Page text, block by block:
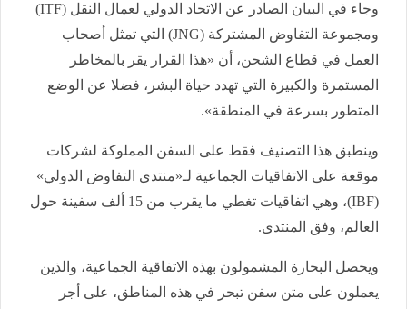
وجاء في البيان الصادر عن الاتحاد الدولي لعمال النقل (ITF)
ومجموعة التفاوض المشتركة (JNG) التي تمثل أصحاب
العمل في قطاع الشحن، أن «هذا القرار يقر بالمخاطر
المستمرة والكبيرة التي تهدد حياة البشر، فضلا عن الوضع
المتطور بسرعة في المنطقة».
وينطبق هذا التصنيف فقط على السفن المملوكة لشركات
موقعة على الاتفاقيات الجماعية لـ«منتدى التفاوض الدولي»
(IBF)، وهي اتفاقيات تغطي ما يقرب من 15 ألف سفينة حول
العالم، وفق المنتدى.
ويحصل البحارة المشمولون بهذه الاتفاقية الجماعية، والذين
يعملون على متن سفن تبحر في هذه المناطق، على أجر